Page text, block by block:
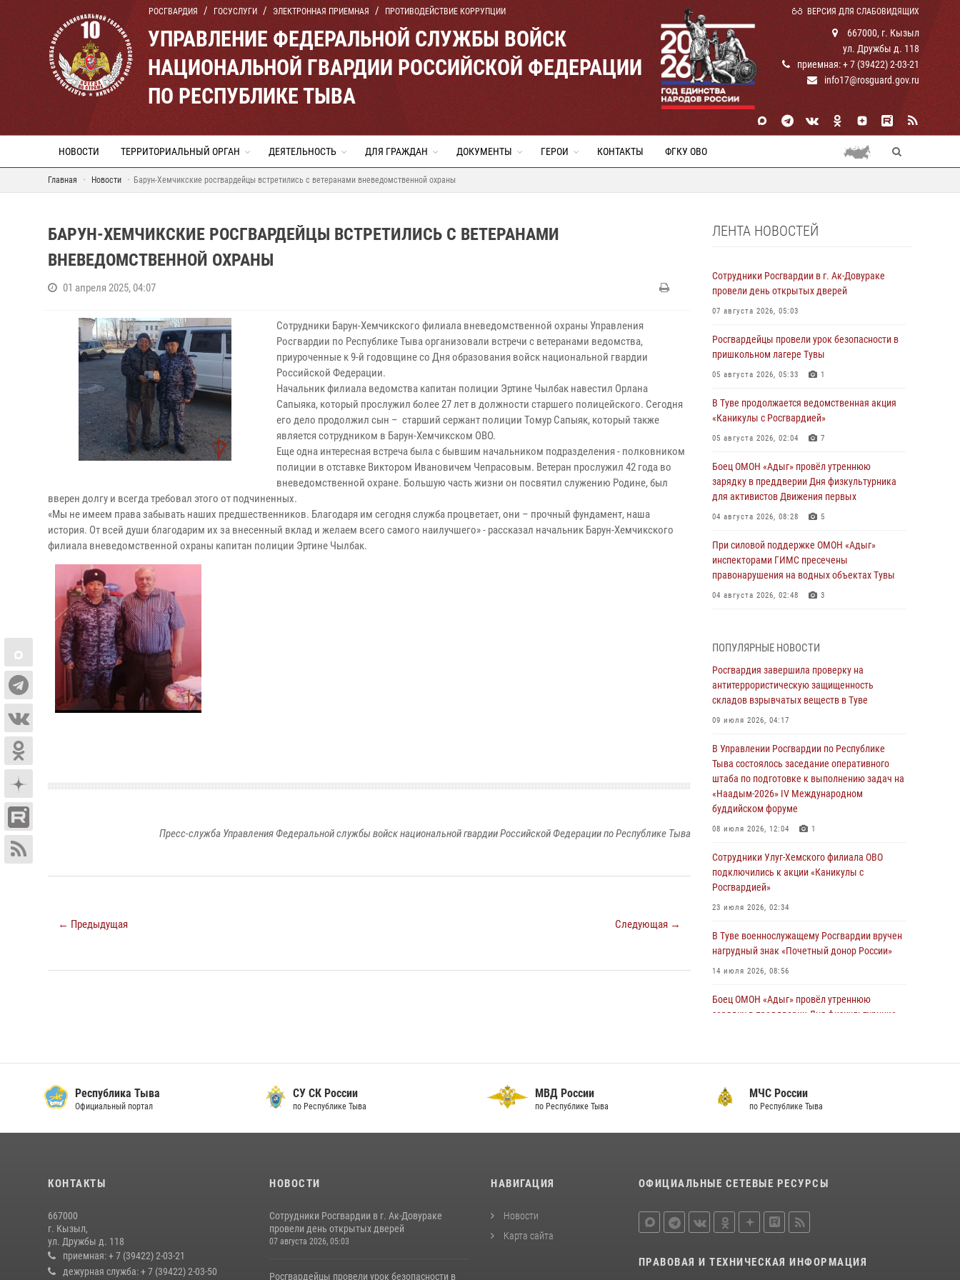
РОСГВАРДИЯ ГОСУСЛУГИ ЭЛЕКТРОННАЯ ПРИЕМНАЯ ПРОТИВОДЕЙСТВИЕ КОРРУПЦИИ ВЕРСИЯ ДЛЯ СЛАБОВИДЯЩИХ
УПРАВЛЕНИЕ ФЕДЕРАЛЬНОЙ СЛУЖБЫ ВОЙСК
НАЦИОНАЛЬНОЙ ГВАРДИИ РОССИЙСКОЙ ФЕДЕРАЦИИ
ПО РЕСПУБЛИКЕ ТЫВА
667000, г. Кызыл
ул. Дружбы д. 118
приемная: + 7 (39422) 2-03-21
info17@rosguard.gov.ru
НОВОСТИ ТЕРРИТОРИАЛЬНЫЙ ОРГАН ДЕЯТЕЛЬНОСТЬ ДЛЯ ГРАЖДАН ДОКУМЕНТЫ ГЕРОИ КОНТАКТЫ ФГКУ ОВО
Главная Новости Барун-Хемчикские росгвардейцы встретились с ветеранами вневедомственной охраны
БАРУН-ХЕМЧИКСКИЕ РОСГВАРДЕЙЦЫ ВСТРЕТИЛИСЬ С ВЕТЕРАНАМИ
ВНЕВЕДОМСТВЕННОЙ ОХРАНЫ
01 апреля 2025, 04:07
Сотрудники Барун-Хемчикского филиала вневедомственной охраны Управления
Росгвардии по Республике Тыва организовали встречи с ветеранами ведомства,
приуроченные к 9-й годовщине со Дня образования войск национальной гвардии
Российской Федерации.
Начальник филиала ведомства капитан полиции Эртине Чылбак навестил Орлана
Сапыяка, который прослужил более 27 лет в должности старшего полицейского. Сегодня
его дело продолжил сын – старший сержант полиции Томур Сапыяк, который также
является сотрудником в Барун-Хемчикском ОВО.
Еще одна интересная встреча была с бывшим начальником подразделения - полковником
полиции в отставке Виктором Ивановичем Чепрасовым. Ветеран прослужил 42 года во
вневедомственной охране. Большую часть жизни он посвятил служению Родине, был
вверен долгу и всегда требовал этого от подчиненных.
«Мы не имеем права забывать наших предшественников. Благодаря им сегодня служба процветает, они – прочный фундамент, наша
история. От всей души благодарим их за внесенный вклад и желаем всего самого наилучшего» - рассказал начальник Барун-Хемчикского
филиала вневедомственной охраны капитан полиции Эртине Чылбак.
Пресс-служба Управления Федеральной службы войск национальной гвардии Российской Федерации по Республике Тыва
← Предыдущая Следующая →
ЛЕНТА НОВОСТЕЙ
Сотрудники Росгвардии в г. Ак-Довураке
провели день открытых дверей
07 августа 2026, 05:03
Росгвардейцы провели урок безопасности в
пришкольном лагере Тувы
05 августа 2026, 05:33 1
В Туве продолжается ведомственная акция
«Каникулы с Росгвардией»
05 августа 2026, 02:04 7
Боец ОМОН «Адыг» провёл утреннюю
зарядку в преддверии Дня физкультурника
для активистов Движения первых
04 августа 2026, 08:28 5
При силовой поддержке ОМОН «Адыг»
инспекторами ГИМС пресечены
правонарушения на водных объектах Тувы
04 августа 2026, 02:48 3
из труднодоступного места
03 августа 2026, 07:25
Росгвардия проверила организацию отдыха
детей в детских лагерях Тувы
Сотрудники вневедомственной охраны
приняли участие в акции «Каникулы с
Росгвардией» в Туве
29 июля 2026, 09:41
отработали экипажи задержаний Росгвардии
в Туве с начала года
29 июля 2026, 08:37
юбилейного личного забега
28 июля 2026, 07:48
ПОПУЛЯРНЫЕ НОВОСТИ
Росгвардия завершила проверку на
антитеррористическую защищенность
складов взрывчатых веществ в Туве
09 июля 2026, 04:17
В Управлении Росгвардии по Республике
Тыва состоялось заседание оперативного
штаба по подготовке к выполнению задач на
«Наадым-2026» IV Международном
буддийском форуме
08 июля 2026, 12:04 1
Сотрудники Улуг-Хемского филиала ОВО
подключились к акции «Каникулы с
Росгвардией»
23 июля 2026, 02:34
В Туве военнослужащему Росгвардии вручен
нагрудный знак «Почетный донор России»
14 июля 2026, 08:56
Боец ОМОН «Адыг» провёл утреннюю
зарядку в преддверии Дня физкультурника
разъяснил телезрителям особенности
использования тувинского национального
и призерами Чемпионата по лёгкой атлетике
23 июля 2026, 09:24
процедуре регистрации лучников в канун
Республика Тыва
Официальный портал
СУ СК России
по Республике Тыва
МВД России
по Республике Тыва
МЧС России
по Республике Тыва
КОНТАКТЫ
667000
г. Кызыл,
ул. Дружбы д. 118
приемная: + 7 (39422) 2-03-21
дежурная служба: + 7 (39422) 2-03-50
НОВОСТИ
Сотрудники Росгвардии в г. Ак-Довураке
провели день открытых дверей
07 августа 2026, 05:03
Росгвардейцы провели урок безопасности в
НАВИГАЦИЯ
Новости
Карта сайта
ОФИЦИАЛЬНЫЕ СЕТЕВЫЕ РЕСУРСЫ
ПРАВОВАЯ И ТЕХНИЧЕСКАЯ ИНФОРМАЦИЯ